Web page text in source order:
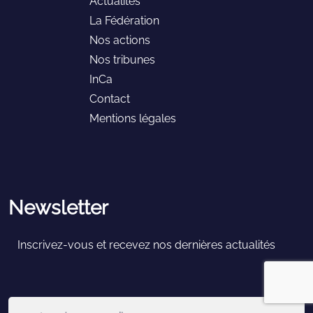
La Fédération
Nos actions
Nos tribunes
InCa
Contact
Mentions légales
Newsletter
Inscrivez-vous et recevez nos dernières actualités